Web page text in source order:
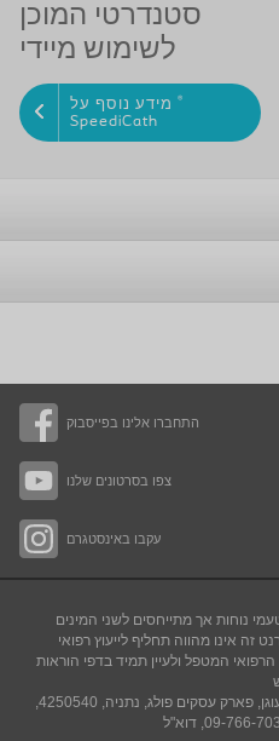
סטנדרטי המוכן
לשימוש מיידי
®
SpeediCath
התחברו אלינו בפייסבוק
צפו בסרטונים שלנו
עקבו באינסטגרם
אינו מהווה תחליף לייעוץ רפואי
המטפל ולעיין תמיד בדפי הוראות
קולופלסט ישראל בע"מ, המלאכה 5, בית עוגן, פארק עסקים פולג, נתניה, 4250540,